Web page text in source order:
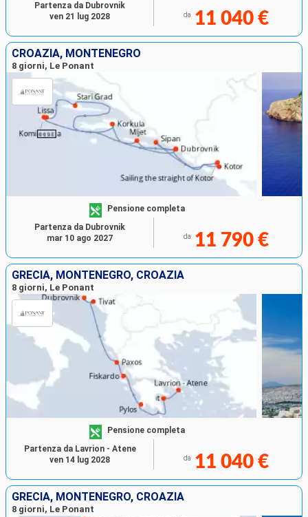
da 11 040 €
Partenza da Dubrovnik
ven 21 lug 2028
CROAZIA, MONTENEGRO
8 giorni, Le Ponant
Pensione completa
da 11 790 €
Partenza da Dubrovnik
mar 10 ago 2027
GRECIA, MONTENEGRO, CROAZIA
8 giorni, Le Ponant
Pensione completa
da 11 040 €
Partenza da Lavrion - Atene
ven 14 lug 2028
GRECIA, MONTENEGRO, CROAZIA
8 giorni, Le Ponant